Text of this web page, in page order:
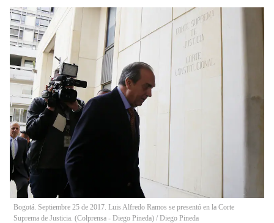
Bogotá. Septiembre 25 de 2017. Luis Alfredo Ramos se presentó en la Corte
Suprema de Justicia. (Colprensa - Diego Pineda) / Diego Pineda